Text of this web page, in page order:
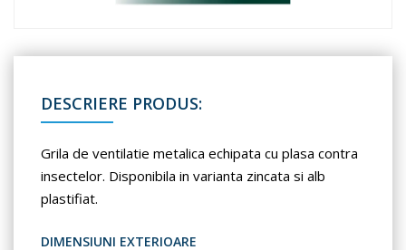
DESCRIERE PRODUS:
Grila de ventilatie metalica echipata cu plasa contra
insectelor. Disponibila in varianta zincata si alb
plastifiat.
DIMENSIUNI EXTERIOARE